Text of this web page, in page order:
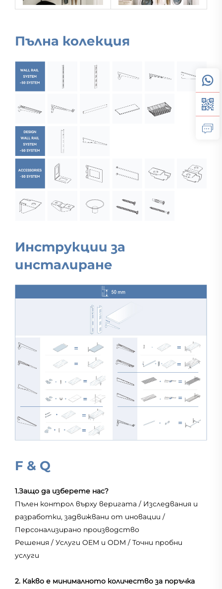
Пълна колекция
Инструкции за
инсталиране
F & Q
1.Защо да изберете нас?
Пълен контрол върху веригата / Изследвания и
разработки, задвижвани от иновации /
Персонализирано производство
Решения / Услуги OEM и ODM / Точни пробни
услуги
2. Какво е минималното количество за поръчка